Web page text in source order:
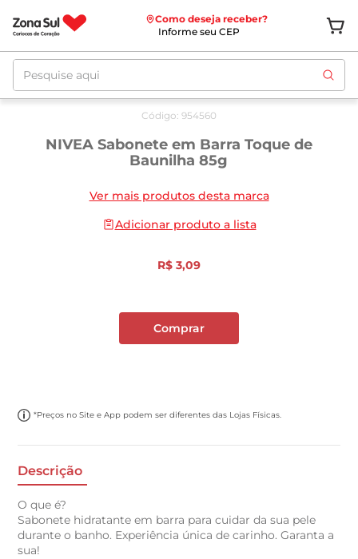
Como deseja receber?
Informe seu CEP
Pesquise aqui
Código: 954560
NIVEA Sabonete em Barra Toque de
Baunilha 85g
Ver mais produtos desta marca
Adicionar produto a lista
R$ 3,09
Comprar
*Preços no Site e App podem ser diferentes das Lojas Físicas.
Descrição
O que é?
Sabonete hidratante em barra para cuidar da sua pele
durante o banho. Experiência única de carinho. Garanta a
sua!